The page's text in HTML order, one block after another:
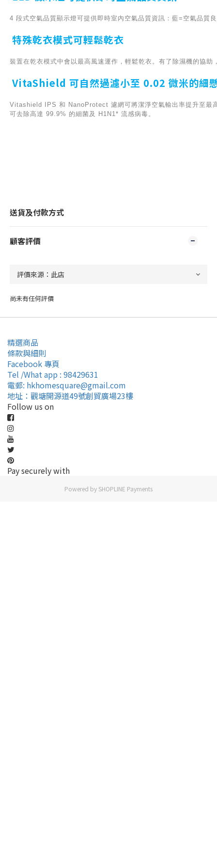
4 段式空氣品質顯示燈可提供即時室內空氣品質資訊：藍=空氣品質
特殊乾衣模式可輕鬆乾衣
裝置在乾衣模式中會以最高風速運作，輕鬆乾衣。有了除濕機的協助
VitaShield 可自然過濾小至 0.02 微米的細
Vitashield IPS 和 NanoProtect 濾網可將潔淨空氣輸出率提升至最
可去除高達 99.9% 的細菌及 H1N1* 流感病毒。
送貨及付款方式
顧客評價
尚未有任何評價
精選商品
條款與細則
Facebook 專頁
Tel /What app : 98429631
電郵: hkhomesquare@gmail.com
地址：觀塘開源道49號創貿廣場23樓
Follow us on
Pay securely with
Powered by SHOPLINE Payments